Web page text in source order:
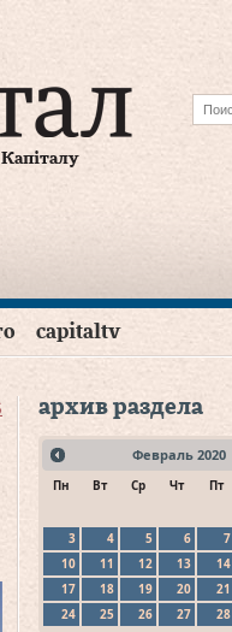
capitaltv
архив раздела
Февраль 2020
Пн Вт Ср Чт Пт
3
4 5 6 7
10
11 12 13 14
17
18 19 20 21
24
25 26 27 28